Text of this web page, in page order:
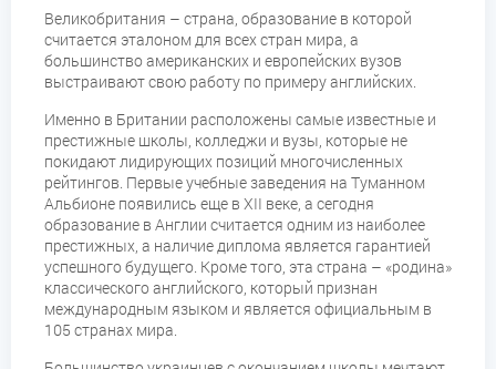
Великобритания – страна, образование в которой
считается эталоном для всех стран мира, а
большинство американских и европейских вузов
выстраивают свою работу по примеру английских.
Именно в Британии расположены самые известные и
престижные школы, колледжи и вузы, которые не
покидают лидирующих позиций многочисленных
рейтингов. Первые учебные заведения на Туманном
Альбионе появились еще в XII веке, а сегодня
образование в Англии считается одним из наиболее
престижных, а наличие диплома является гарантией
успешного будущего. Кроме того, эта страна – «родина»
классического английского, который признан
международным языком и является официальным в
105 странах мира.